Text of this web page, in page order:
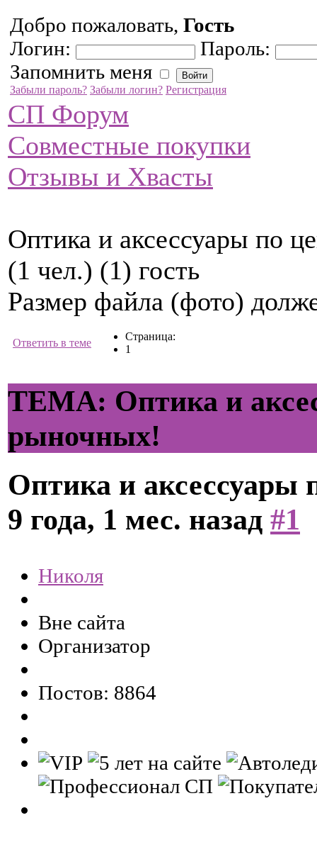
Добро пожаловать, Гость
Логин:
Пароль:
Запомнить меня
Забыли пароль? Забыли логин? Регистрация
СП Форум
Совместные покупки
Отзывы и Хвасты
Оптика и аксессуары по
(1 чел.) (1) гость
Размер файла (фото)
Ответить в теме
Страница:
1
ТЕМА: Оптика и
рыночных!
Оптика и
9 года, 1 мес. назад #1
Николя
Вне сайта
Организатор
Постов: 8864